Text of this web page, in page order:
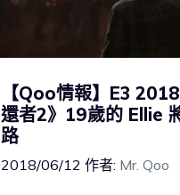
【Qoo情報】E3
還者2》19歲的 Ellie
路
2018/06/12 作者: Mr. Qoo